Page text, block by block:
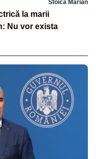
Stoica Marian
la marii
Nu vor exista